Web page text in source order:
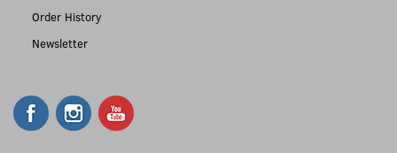
Order History
Newsletter